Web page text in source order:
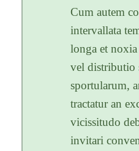
Cum autem
intervallata
longa et
vel distributio
sportularum,
tractatur an
vicissitudo
invitari